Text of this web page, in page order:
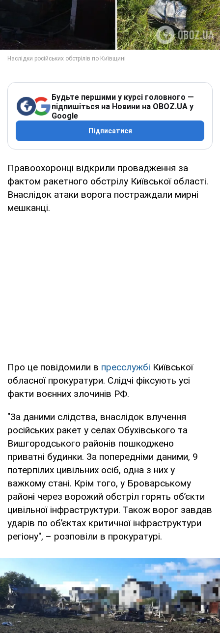
Будьте першими у курсі головного —
підпишіться на Новини на OBOZ.UA у
Google
Підписатися
Правоохоронці відкрили провадження за
фактом ракетного обстрілу Київської області.
Внаслідок атаки ворога постраждали мирні
мешканці.
Про це повідомили в пресслужбі Київської
обласної прокуратури. Слідчі фіксують усі
факти воєнних злочинів РФ.
"За даними слідства, внаслідок влучення
російських ракет у селах Обухівського та
Вишгородського районів пошкоджено
приватні будинки. За попередніми даними, 9
потерпілих цивільних осіб, одна з них у
важкому стані. Крім того, у Броварському
районі через ворожий обстріл горять об’єкти
цивільної інфраструктури. Також ворог завдав
ударів по об’єктах критичної інфраструктури
регіону", – розповіли в прокуратурі.